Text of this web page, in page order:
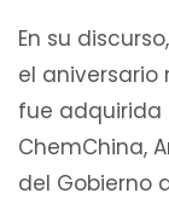
En su
el
fue adquirida
ChemChina,
del Gobierno